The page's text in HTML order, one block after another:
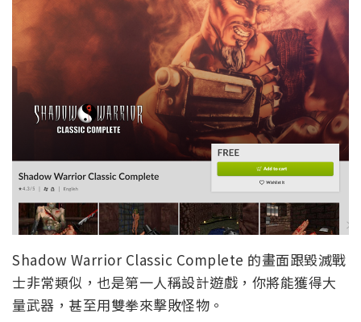
Shadow Warrior Classic Complete 的畫面跟毀滅戰
士非常類似，也是第一人稱設計遊戲，你將能獲得大
量武器，甚至用雙拳來擊敗怪物。